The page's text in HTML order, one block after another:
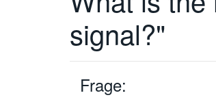
signal?"
Frage: